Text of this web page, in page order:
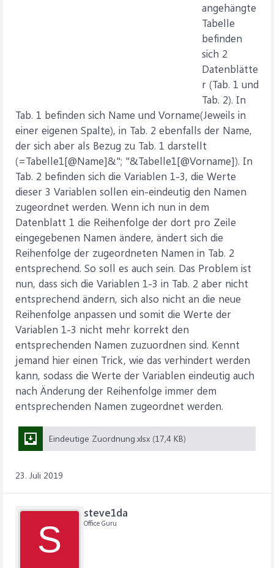
angehängte
Tabelle
befinden
sich 2
Datenblätte
r (Tab. 1 und
Tab. 2). In
Tab. 1 befinden sich Name und Vorname(Jeweils in
einer eigenen Spalte), in Tab. 2 ebenfalls der Name,
der sich aber als Bezug zu Tab. 1 darstellt
(=Tabelle1[@Name]&"; "&Tabelle1[@Vorname]). In
Tab. 2 befinden sich die Variablen 1-3, die Werte
dieser 3 Variablen sollen ein-eindeutig den Namen
zugeordnet werden. Wenn ich nun in dem
Datenblatt 1 die Reihenfolge der dort pro Zeile
eingegebenen Namen ändere, ändert sich die
Reihenfolge der zugeordneten Namen in Tab. 2
entsprechend. So soll es auch sein. Das Problem ist
nun, dass sich die Variablen 1-3 in Tab. 2 aber nicht
entsprechend ändern, sich also nicht an die neue
Reihenfolge anpassen und somit die Werte der
Variablen 1-3 nicht mehr korrekt den
entsprechenden Namen zuzuordnen sind. Kennt
jemand hier einen Trick, wie das verhindert werden
kann, sodass die Werte der Variablen eindeutig auch
nach Änderung der Reihenfolge immer dem
entsprechenden Namen zugeordnet werden.
Eindeutige Zuordnung.xlsx (17,4 KB)
23. Juli 2019
S
steve1da
Office Guru